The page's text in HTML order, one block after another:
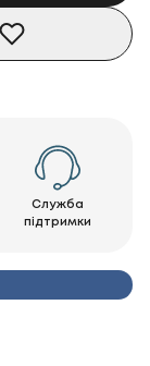
Служба
підтримки